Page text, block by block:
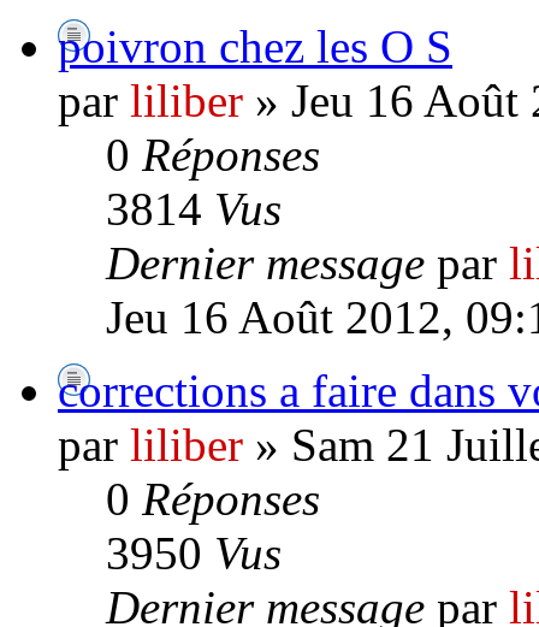
poivron chez les O S
par liliber » Jeu 16 Août
0 Réponses
3814 Vus
Dernier message par
Jeu 16 Août 2012,
corrections a faire dans
par liliber » Sam 21
0 Réponses
3950 Vus
Dernier message par